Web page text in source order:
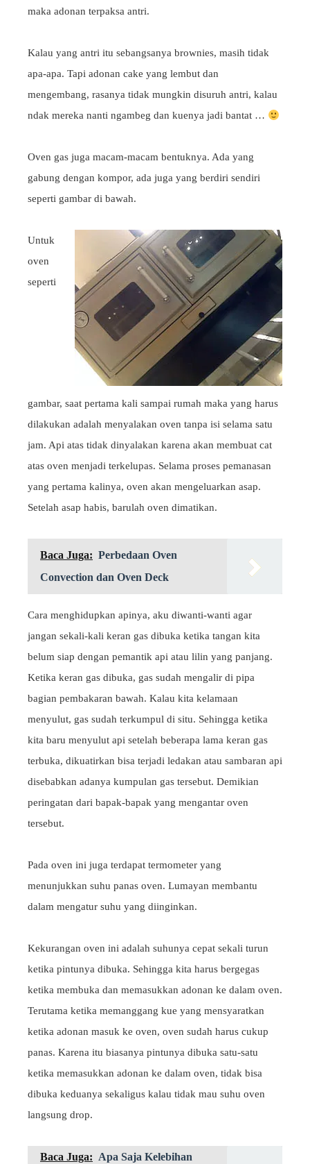
maka adonan terpaksa antri.
Kalau yang antri itu sebangsanya brownies, masih tidak
apa-apa. Tapi adonan cake yang lembut dan
mengembang, rasanya tidak mungkin disuruh antri, kalau
ndak mereka nanti ngambeg dan kuenya jadi bantat …
Oven gas juga macam-macam bentuknya. Ada yang
gabung dengan kompor, ada juga yang berdiri sendiri
seperti gambar di bawah.
Untuk
oven
seperti
gambar, saat pertama kali sampai rumah maka yang harus
dilakukan adalah menyalakan oven tanpa isi selama satu
jam. Api atas tidak dinyalakan karena akan membuat cat
atas oven menjadi terkelupas. Selama proses pemanasan
yang pertama kalinya, oven akan mengeluarkan asap.
Setelah asap habis, barulah oven dimatikan.
Baca Juga: Perbedaan Oven
Convection dan Oven Deck
Cara menghidupkan apinya, aku diwanti-wanti agar
jangan sekali-kali keran gas dibuka ketika tangan kita
belum siap dengan pemantik api atau lilin yang panjang.
Ketika keran gas dibuka, gas sudah mengalir di pipa
bagian pembakaran bawah. Kalau kita kelamaan
menyulut, gas sudah terkumpul di situ. Sehingga ketika
kita baru menyulut api setelah beberapa lama keran gas
terbuka, dikuatirkan bisa terjadi ledakan atau sambaran api
disebabkan adanya kumpulan gas tersebut. Demikian
peringatan dari bapak-bapak yang mengantar oven
tersebut.
Pada oven ini juga terdapat termometer yang
menunjukkan suhu panas oven. Lumayan membantu
dalam mengatur suhu yang diinginkan.
Kekurangan oven ini adalah suhunya cepat sekali turun
ketika pintunya dibuka. Sehingga kita harus bergegas
ketika membuka dan memasukkan adonan ke dalam oven.
Terutama ketika memanggang kue yang mensyaratkan
ketika adonan masuk ke oven, oven sudah harus cukup
panas. Karena itu biasanya pintunya dibuka satu-satu
ketika memasukkan adonan ke dalam oven, tidak bisa
dibuka keduanya sekaligus kalau tidak mau suhu oven
langsung drop.
Baca Juga: Apa Saja Kelebihan